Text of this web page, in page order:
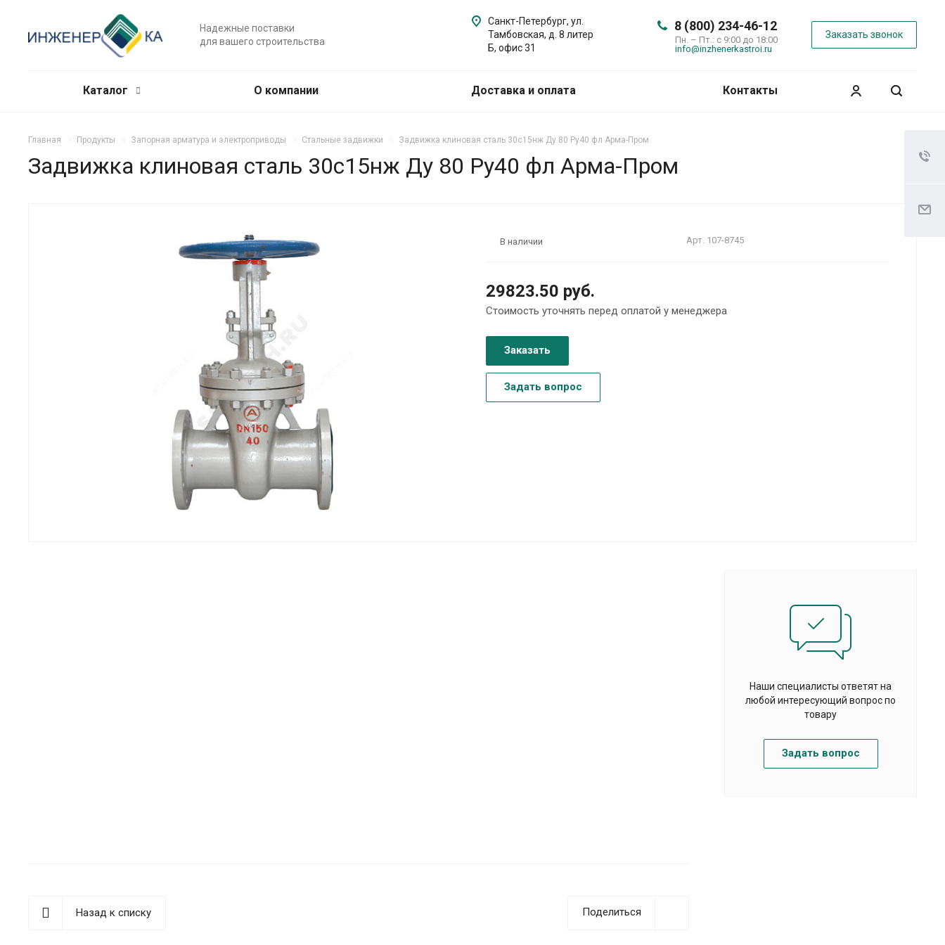
Надежные поставки
для вашего строительства
8 (800) 234-46-12
Пн. – Пт.: с 9:00 до 18:00
info@inzhenerkastroi.ru
Заказать звонок
Санкт-Петербург, ул.
Тамбовская, д. 8 литер
Б, офис 31
Каталог О компании Доставка и оплата Контакты
Главная Продукты Запорная арматура и электроприводы Стальные задвижки Задвижка клиновая сталь 30с15нж Ду 80 Ру40 фл Арма-Пром
Задвижка клиновая сталь 30с15нж Ду 80 Ру40 фл Арма-Пром
В наличии Арт. 107-8745
29823.50 руб.
Стоимость уточнять перед оплатой у менеджера
Заказать
Задать вопрос
Наши специалисты ответят на
любой интересующий вопрос по
товару
Задать вопрос
Поделиться
Назад к списку